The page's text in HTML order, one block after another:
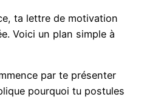
ta lettre de motivation
Voici un plan simple à
par te présenter
pourquoi tu postules